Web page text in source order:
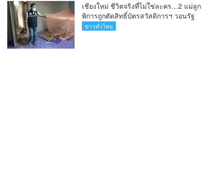
เชียงใหม่ ชีวิตจริงที่ไม่ใช่ละคร…2 แม่ลูก
พิการถูกตัดสิทธิ์บัตรสวัสดิการฯ วอนรัฐ
ทบทวนเกณฑ์ช่วยคนจน(คลิป)
ข่าวทั่วไทย